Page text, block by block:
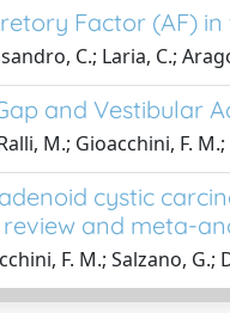
Factor (AF)
C.; Laria, C.;
and Vestibular
M.; Gioacchini, F.
cystic
and meta-
F. M.; Salzano,